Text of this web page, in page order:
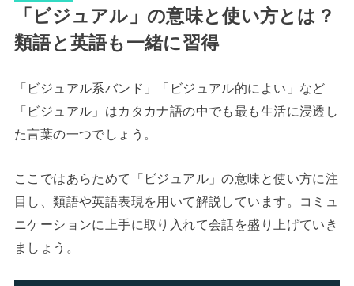
「ビジュアル」の意味と使い方とは？
類語と英語も一緒に習得
「ビジュアル系バンド」「ビジュアル的によい」など
「ビジュアル」はカタカナ語の中でも最も生活に浸透し
た言葉の一つでしょう。
ここではあらためて「ビジュアル」の意味と使い方に注
目し、類語や英語表現を用いて解説しています。コミュ
ニケーションに上手に取り入れて会話を盛り上げていき
ましょう。